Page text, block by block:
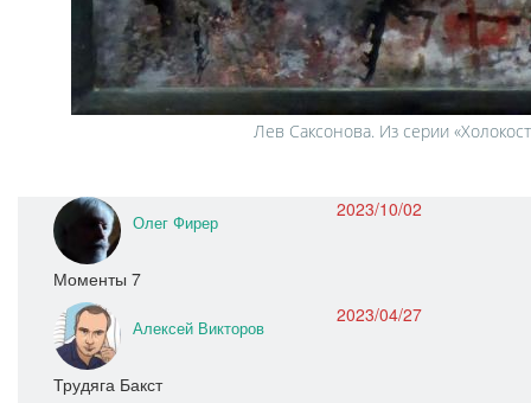
Лев Саксонова. Из серии
Олег Фирер
2023/10/02
Моменты 7
Алексей Викторов
2023/04/27
Трудяга Бакст